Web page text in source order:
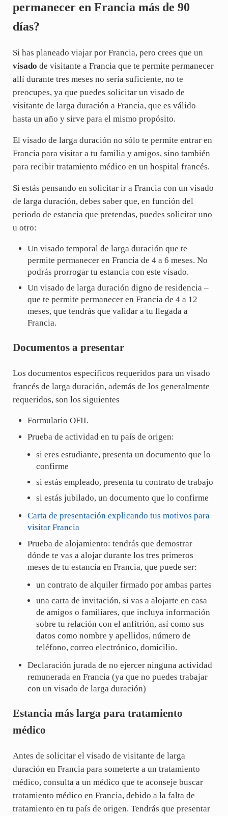
permanecer en Francia más de 90
días?
Si has planeado viajar por Francia, pero crees que un
visado de visitante a Francia que te permite permanecer
allí durante tres meses no sería suficiente, no te
preocupes, ya que puedes solicitar un visado de
visitante de larga duración a Francia, que es válido
hasta un año y sirve para el mismo propósito.
El visado de larga duración no sólo te permite entrar en
Francia para visitar a tu familia y amigos, sino también
para recibir tratamiento médico en un hospital francés.
Si estás pensando en solicitar ir a Francia con un visado
de larga duración, debes saber que, en función del
periodo de estancia que pretendas, puedes solicitar uno
u otro:
Un visado temporal de larga duración que te
permite permanecer en Francia de 4 a 6 meses. No
podrás prorrogar tu estancia con este visado.
Un visado de larga duración digno de residencia –
que te permite permanecer en Francia de 4 a 12
meses, que tendrás que validar a tu llegada a
Francia.
Documentos a presentar
Los documentos específicos requeridos para un visado
francés de larga duración, además de los generalmente
requeridos, son los siguientes
Formulario OFII.
Prueba de actividad en tu país de origen:
si eres estudiante, presenta un documento que lo
confirme
si estás empleado, presenta tu contrato de trabajo
si estás jubilado, un documento que lo confirme
Carta de presentación explicando tus motivos para
visitar Francia
Prueba de alojamiento: tendrás que demostrar
dónde te vas a alojar durante los tres primeros
meses de tu estancia en Francia, que puede ser:
un contrato de alquiler firmado por ambas partes
una carta de invitación, si vas a alojarte en casa
de amigos o familiares, que incluya información
sobre tu relación con el anfitrión, así como sus
datos como nombre y apellidos, número de
teléfono, correo electrónico, domicilio.
Declaración jurada de no ejercer ninguna actividad
remunerada en Francia (ya que no puedes trabajar
con un visado de larga duración)
Estancia más larga para tratamiento
médico
Antes de solicitar el visado de visitante de larga
duración en Francia para someterte a un tratamiento
médico, consulta a un médico que te aconseje buscar
tratamiento médico en Francia, debido a la falta de
tratamiento en tu país de origen. Tendrás que presentar